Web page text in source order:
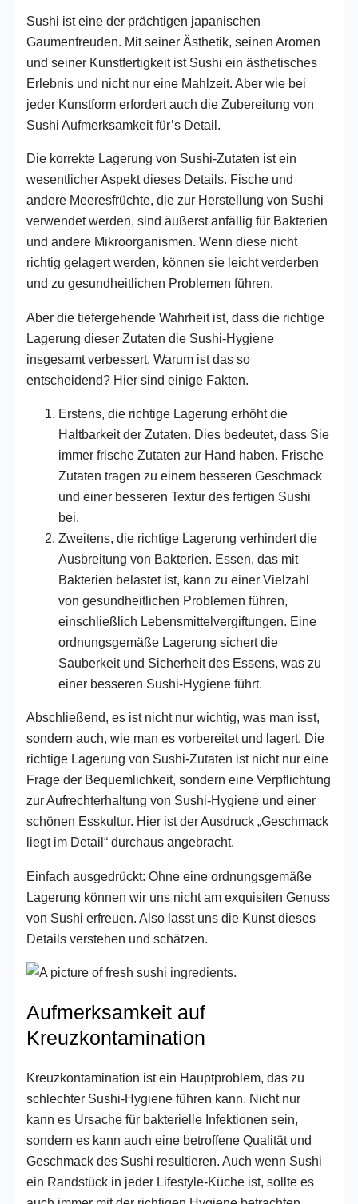
Sushi ist eine der prächtigen japanischen
Gaumenfreuden. Mit seiner Ästhetik, seinen Aromen
und seiner Kunstfertigkeit ist Sushi ein ästhetisches
Erlebnis und nicht nur eine Mahlzeit. Aber wie bei
jeder Kunstform erfordert auch die Zubereitung von
Sushi Aufmerksamkeit für’s Detail.
Die korrekte Lagerung von Sushi-Zutaten ist ein
wesentlicher Aspekt dieses Details. Fische und
andere Meeresfrüchte, die zur Herstellung von Sushi
verwendet werden, sind äußerst anfällig für Bakterien
und andere Mikroorganismen. Wenn diese nicht
richtig gelagert werden, können sie leicht verderben
und zu gesundheitlichen Problemen führen.
Aber die tiefergehende Wahrheit ist, dass die richtige
Lagerung dieser Zutaten die Sushi-Hygiene
insgesamt verbessert. Warum ist das so
entscheidend? Hier sind einige Fakten.
Erstens, die richtige Lagerung erhöht die
Haltbarkeit der Zutaten. Dies bedeutet, dass Sie
immer frische Zutaten zur Hand haben. Frische
Zutaten tragen zu einem besseren Geschmack
und einer besseren Textur des fertigen Sushi
bei.
Zweitens, die richtige Lagerung verhindert die
Ausbreitung von Bakterien. Essen, das mit
Bakterien belastet ist, kann zu einer Vielzahl
von gesundheitlichen Problemen führen,
einschließlich Lebensmittelvergiftungen. Eine
ordnungsgemäße Lagerung sichert die
Sauberkeit und Sicherheit des Essens, was zu
einer besseren Sushi-Hygiene führt.
Abschließend, es ist nicht nur wichtig, was man isst,
sondern auch, wie man es vorbereitet und lagert. Die
richtige Lagerung von Sushi-Zutaten ist nicht nur eine
Frage der Bequemlichkeit, sondern eine Verpflichtung
zur Aufrechterhaltung von Sushi-Hygiene und einer
schönen Esskultur. Hier ist der Ausdruck „Geschmack
liegt im Detail“ durchaus angebracht.
Einfach ausgedrückt: Ohne eine ordnungsgemäße
Lagerung können wir uns nicht am exquisiten Genuss
von Sushi erfreuen. Also lasst uns die Kunst dieses
Details verstehen und schätzen.
Aufmerksamkeit auf
Kreuzkontamination
Kreuzkontamination ist ein Hauptproblem, das zu
schlechter Sushi-Hygiene führen kann. Nicht nur
kann es Ursache für bakterielle Infektionen sein,
sondern es kann auch eine betroffene Qualität und
Geschmack des Sushi resultieren. Auch wenn Sushi
ein Randstück in jeder Lifestyle-Küche ist, sollte es